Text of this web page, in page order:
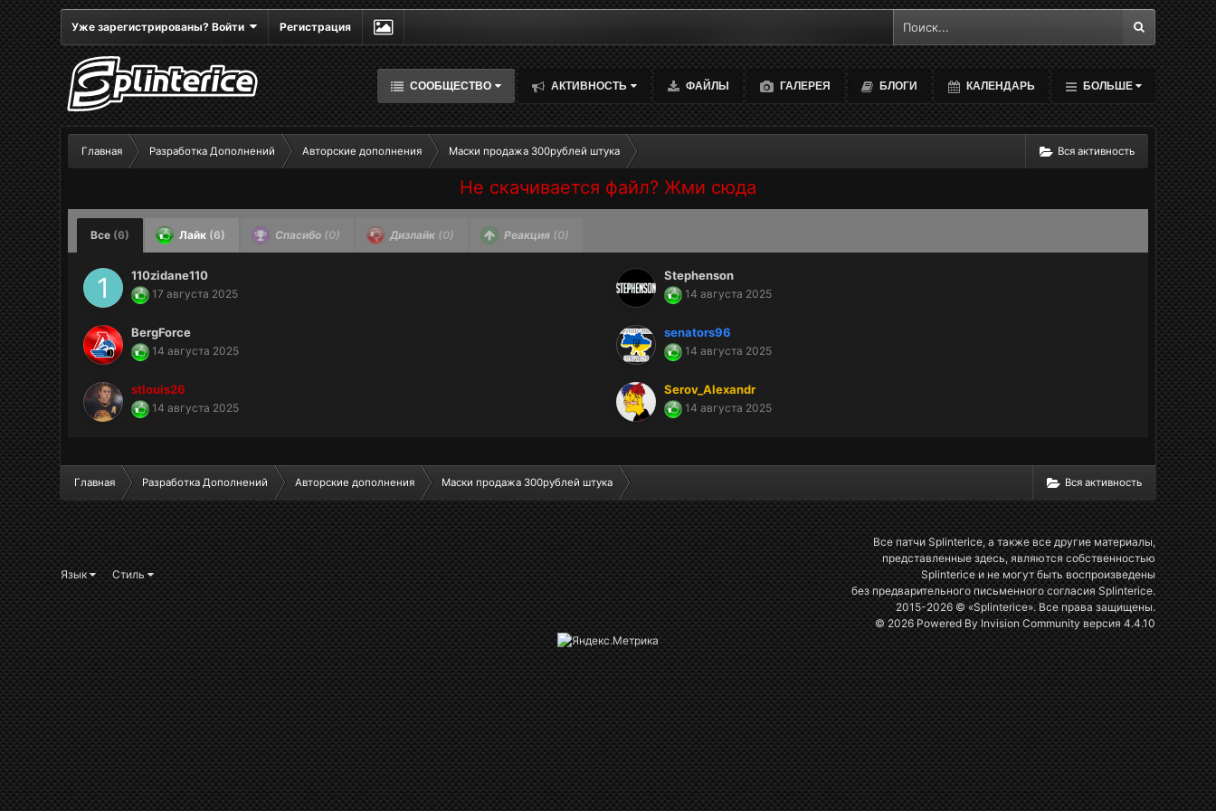
Уже зарегистрированы? Войти Регистрация
СООБЩЕСТВО АКТИВНОСТЬ ФАЙЛЫ ГАЛЕРЕЯ БЛОГИ КАЛЕНДАРЬ БОЛЬШЕ
Вся активность
Главная Разработка Дополнений Авторские дополнения Маски продажа 300рублей штука
Не скачивается файл? Жми сюда
Все (6) Лайк (6) Спасибо (0) Дизлайк (0) Реакция (0)
110zidane110
17 августа 2025
Stephenson
14 августа 2025
BergForce
14 августа 2025
senators96
14 августа 2025
stlouis26
14 августа 2025
Serov_Alexandr
14 августа 2025
Вся активность
Главная Разработка Дополнений Авторские дополнения Маски продажа 300рублей штука
Язык Стиль
Все патчи Splinterice, а также все другие материалы,
представленные здесь, являются собственностью
Splinterice и не могут быть воспроизведены
без предварительного письменного согласия Splinterice.
2015-2026 © «Splinterice». Все права защищены.
© 2026 Powered ByInvision Communityверсия 4.4.10